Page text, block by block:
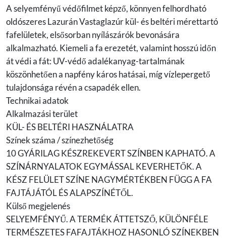
A selyemfényű védőfilmet képző, könnyen felhordható
oldószeres Lazurán Vastaglazúr kül- és beltéri mérettartó
fafelületek, elsősorban nyílászárók bevonására
alkalmazható. Kiemeli a fa erezetét, valamint hosszú időn
át védi a fát: UV-védő adalékanyag-tartalmának
köszönhetően a napfény káros hatásai, míg vízlepergető
tulajdonsága révén a csapadék ellen.
Technikai adatok
Alkalmazási terület
KÜL- ÉS BELTÉRI HASZNÁLATRA
Színek száma / színezhetőség
10 GYÁRILAG KÉSZREKEVERT SZÍNBEN KAPHATÓ. A
SZÍNÁRNYALATOK EGYMÁSSAL KEVERHETŐK. A
KÉSZ FELÜLET SZÍNE NAGYMÉRTÉKBEN FÜGG A FA
FAJTÁJÁTÓL ÉS ALAPSZÍNÉTŐL.
Külső megjelenés
SELYEMFÉNYŰ. A TERMÉK ÁTTETSZŐ, KÜLÖNFÉLE
TERMÉSZETES FAFAJTÁKHOZ HASONLÓ SZÍNEKBEN